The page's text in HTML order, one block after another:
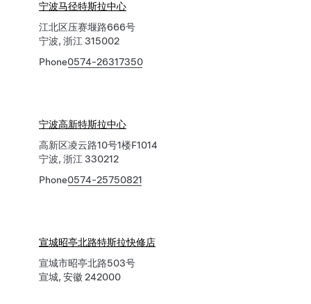
宁波马径特斯拉中心
江北区压赛堰路666号
宁波, 浙江 315002
Phone0574-26317350
宁波高新特斯拉中心
高新区凌云路10号1楼F1014
宁波, 浙江 330212
Phone0574-25750821
宣城昭亭北路特斯拉快修店
宣城市昭亭北路503号
宣城, 安徽 242000